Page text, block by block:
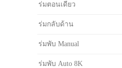
ร่มตอนเดียว
ร่มกลับด้าน
ร่มพับ Manual
ร่มพับ Auto 8K